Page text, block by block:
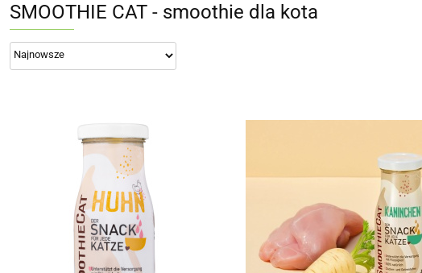
SMOOTHIE CAT - smoothie dla kota